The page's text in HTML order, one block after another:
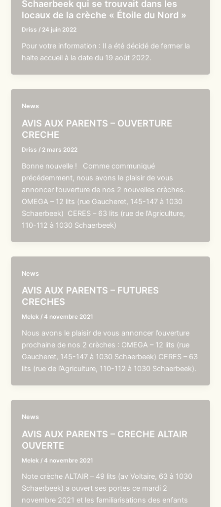
Schaerbeek qui se trouvait dans les
locaux de la crèche « Étoile du Nord »
Driss / 24 juin 2022
Pour votre information : Il a été décidé de fermer la
halte accueil à la date du 19 août 2022.
News
AVIS AUX PARENTS – OUVERTURE
CRECHE
Driss / 2 mars 2022
Bonne nouvelle ! Comme communiqué
précédemment, nous avons le plaisir de vous
annoncer l’ouverture de nos 2 nouvelles crèches.
OMEGA – 12 lits (rue Gaucheret, 145-147 à 1030
Schaerbeek) CERES – 63 lits (rue de l’Agriculture,
110-112 à 1030 Schaerbeek)
News
AVIS AUX PARENTS – FUTURES
CRECHES
Melek /4 novembre 2021
Nous avons le plaisir de vous annoncer l’ouverture
prochaine de nos 2 crèches : OMEGA – 12 lits (rue
Gaucheret, 145-147 à 1030 Schaerbeek) CERES – 63
lits (rue de l’Agriculture, 110-112 à 1030 Schaerbeek).
News
AVIS AUX PARENTS – CRECHE ALTAIR
OUVERTE
Melek /4 novembre 2021
Note crèche ALTAIR – 49 lits (av Voltaire, 63 à 1030
Schaerbeek) a ouvert ses portes ce mardi 2
novembre 2021 et les familiarisations des enfants